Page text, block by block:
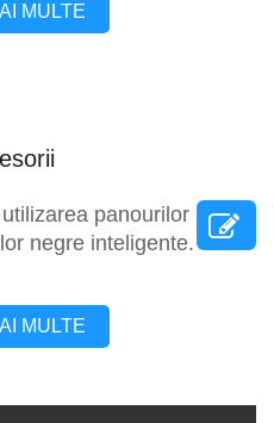
MULTE
panourilor
negre inteligente.
MULTE